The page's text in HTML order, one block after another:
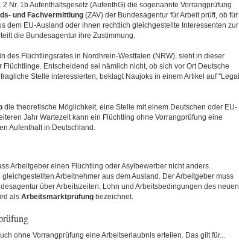
Nr. 1b Aufenthaltsgesetz (AufenthG) die sogenannte Vorrangprüfung
und Fachvermittlung(ZAV) der Bundesagentur für Arbeit prüft, ob für
dem EU-Ausland oder ihnen rechtlich gleichgestellte Interessenten zur
die Bundesagentur ihre Zustimmung.
des Flüchtlingsrates in Nordhrein-Westfalen (NRW), sieht in dieser
Flüchtlinge. Entscheidend sei nämlich nicht, ob sich vor Ort Deutsche
Stelle interessierten, beklagt Naujoks in einem Artikel auf "Legal
die theoretische Möglichkeit, eine Stelle mit einem Deutschen oder EU-
Jahr Wartezeit kann ein Flüchtling ohne Vorrangprüfung eine
Aufenthalt in Deutschland.
Arbeitgeber einen Flüchtling oder Asylbewerber nicht anders
Arbeitnehmer aus dem Ausland. Der Arbeitgeber muss
über Arbeitszeiten, Lohn und Arbeitsbedingungen des neuen
als Arbeitsmarktprüfungbezeichnet.
ohne Vorrangprüfung eine Arbeitserlaubnis erteilen. Das gilt für...